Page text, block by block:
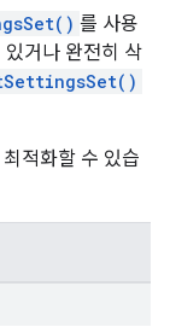
를 사용
있거나 완전히 삭
적화할 수 있습